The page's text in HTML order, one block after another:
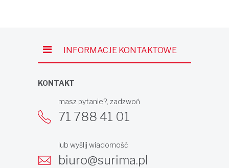
INFORMACJE KONTAKTOWE
KONTAKT
masz pytanie?, zadzwoń
71 788 41 01
lub wyślij wiadomość
biuro@surima.pl